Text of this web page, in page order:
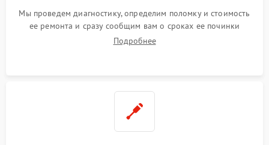
Мы проведем диагностику, определим поломку и стоимость
ее ремонта и сразу сообщим вам о сроках ее починки
Подробнее